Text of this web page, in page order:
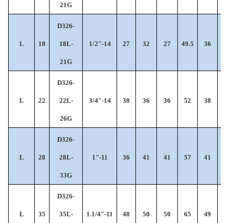
21G
L 18
D326-
18L-
21G
1/2"-14 27 32 27 49.5 36
L 22
D326-
22L-
26G
3/4"-14 30 36 36 52 38
L 28
D326-
28L-
33G
1"-11 36 41 41 57 41
L 35
D326-
35L- 1.1/4"-11 48 50 50 65 49